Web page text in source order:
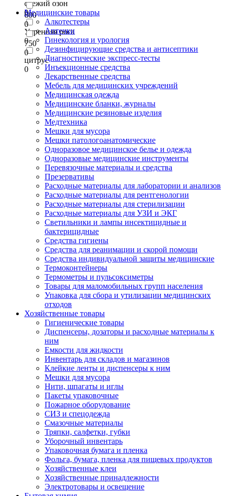
свежий озон
0
Утренняя роса
0
цитрус
0
600
0
750
0
Медицинские товары
Алкотестеры
Аптечки
Гинекология и урология
Дезинфицирующие средства и антисептики
Диагностические экспресс-тесты
Инъекционные средства
Лекарственные средства
Мебель для медицинских учреждений
Медицинская одежда
Медицинские бланки, журналы
Медицинские резиновые изделия
Медтехника
Мешки для мусора
Мешки патологоанатомические
Одноразовое медицинское белье и одежда
Одноразовые медицинские инструменты
Перевязочные материалы и средства
Презервативы
Расходные материалы для лаборатории и анализов
Расходные материалы для рентгенологии
Расходные материалы для стерилизации
Расходные материалы для УЗИ и ЭКГ
Светильники и лампы инсектицидные и
бактерицидные
Средства гигиены
Средства для реанимации и скорой помощи
Средства индивидуальной защиты медицинские
Термоконтейнеры
Термометры и пульсоксиметры
Товары для маломобильных групп населения
Упаковка для сбора и утилизации медицинских
отходов
Хозяйственные товары
Гигиенические товары
Диспенсеры, дозаторы и расходные материалы к
ним
Емкости для жидкости
Инвентарь для складов и магазинов
Клейкие ленты и диспенсеры к ним
Мешки для мусора
Нити, шпагаты и иглы
Пакеты упаковочные
Пожарное оборудование
СИЗ и спецодежда
Смазочные материалы
Тряпки, салфетки, губки
Уборочный инвентарь
Упаковочная бумага и пленка
Фольга, бумага, пленка для пищевых продуктов
Хозяйственные клеи
Хозяйственные принадлежности
Электротовары и освещение